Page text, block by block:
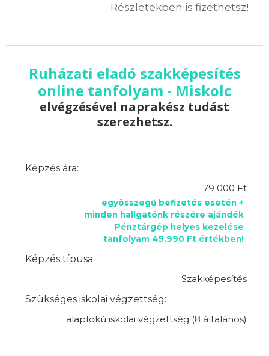
Részletekben is fizethetsz!
Ruházati eladó szakképesítés
online tanfolyam - Miskolc
elvégzésével naprakész tudást
szerezhetsz.
Képzés ára:
79 000 Ft
egyösszegű befizetés esetén +
minden hallgatónk részére ajándék
Pénztárgép helyes kezelése
tanfolyam 49.990 Ft értékben!
Képzés típusa:
Szakképesítés
Szükséges iskolai végzettség:
alapfokú iskolai végzettség (8 általános)